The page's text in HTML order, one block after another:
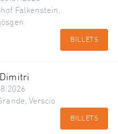
Falkenstein,
BILLETS
Dimitri
Verscio
BILLETS